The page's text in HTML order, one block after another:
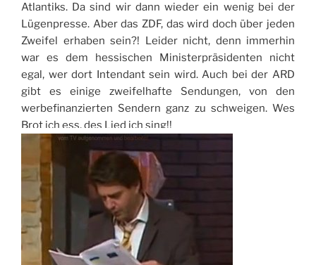
Atlantiks. Da sind wir dann wieder ein wenig bei der
Lügenpresse. Aber das ZDF, das wird doch über jeden
Zweifel erhaben sein?! Leider nicht, denn immerhin
war es dem hessischen Ministerpräsidenten nicht
egal, wer dort Intendant sein wird. Auch bei der ARD
gibt es einige zweifelhafte Sendungen, von den
werbefinanzierten Sendern ganz zu schweigen. Wes
Brot ich ess, des Lied ich sing!!